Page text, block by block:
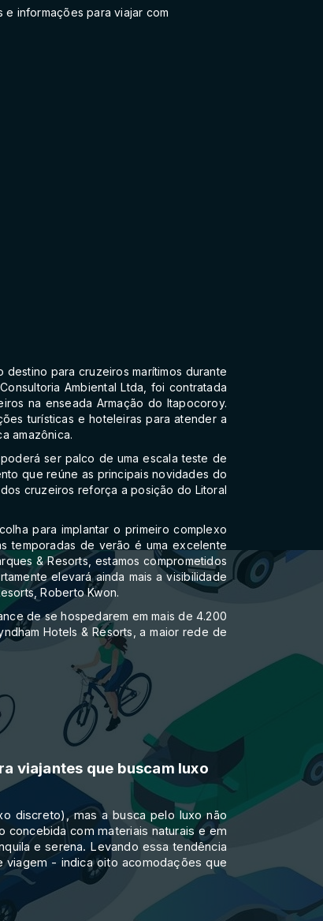
informações para viajar com
destino para cruzeiros marítimos durante
Ambiental Ltda, foi contratada
na enseada Armação do Itapocoroy.
turísticas e hoteleiras para atender a
amazônica.
ser palco de uma escala teste de
que reúne as principais novidades do
cruzeiros reforça a posição do Litoral
para implantar o primeiro complexo
temporadas de verão é uma excelente
& Resorts, estamos comprometidos
elevará ainda mais a visibilidade
Roberto Kwon.
de se hospedarem em mais de 4.200
Hotels & Resorts, a maior rede de
viajantes que buscam luxo
discreto), mas a busca pelo luxo não
com materiais naturais e em
e serena. Levando essa tendência
- indica oito acomodações que